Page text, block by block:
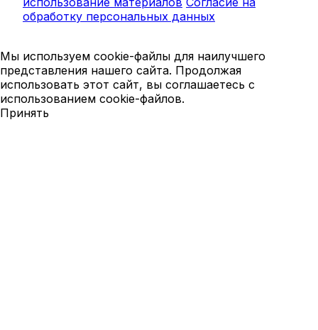
обработку персональных данных
Мы используем cookie-файлы для наилучшего
представления нашего сайта. Продолжая
использовать этот сайт, вы соглашаетесь с
использованием cookie-файлов.
Принять